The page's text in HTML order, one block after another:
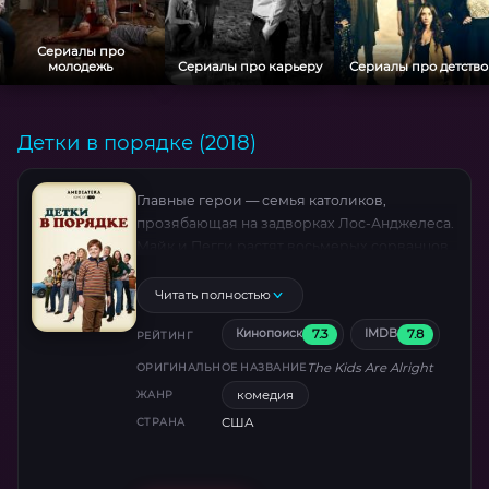
Сериалы про
молодежь
Сериалы про карьеру Сериалы про детство
Детки в порядке (2018)
Главные герои — семья католиков,
прозябающая на задворках Лос-Анджелеса.
возвращается старший сын Лоуренс.
Он заявляет, что бросает духовную
семинарию и собирается «спасать мир».
Читать полностью
РЕЙТИНГ Кинопоиск 7.3 IMDB 7.8
ОРИГИНАЛЬНОЕ НАЗВАНИЕ The Kids Are Alright
ЖАНР комедия
СТРАНА США